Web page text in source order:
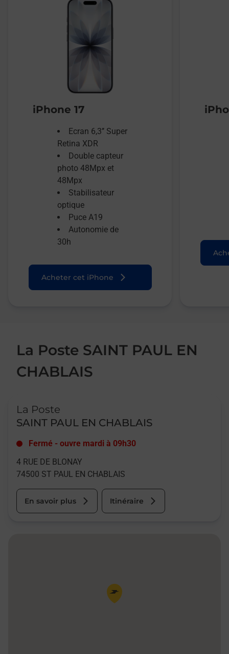
iPhone 17
Ecran 6,3’’ Super
Retina XDR
Double capteur
photo 48Mpx et
48Mpx
Stabilisateur
optique
Puce A19
Autonomie de
30h
Acheter cet iPhone
La Poste SAINT PAUL EN
CHABLAIS
La Poste
SAINT PAUL EN CHABLAIS
Fermé - ouvre mardi à 09h30
4 RUE DE BLONAY
74500 ST PAUL EN CHABLAIS
En savoir plus Itinéraire
Pin de la carte